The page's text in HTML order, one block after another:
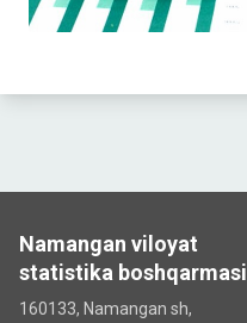
Namangan viloyat
statistika boshqarmasi
160133, Namangan sh,